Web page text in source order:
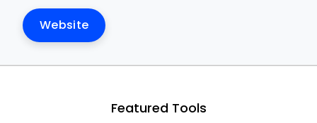
Website
Featured Tools